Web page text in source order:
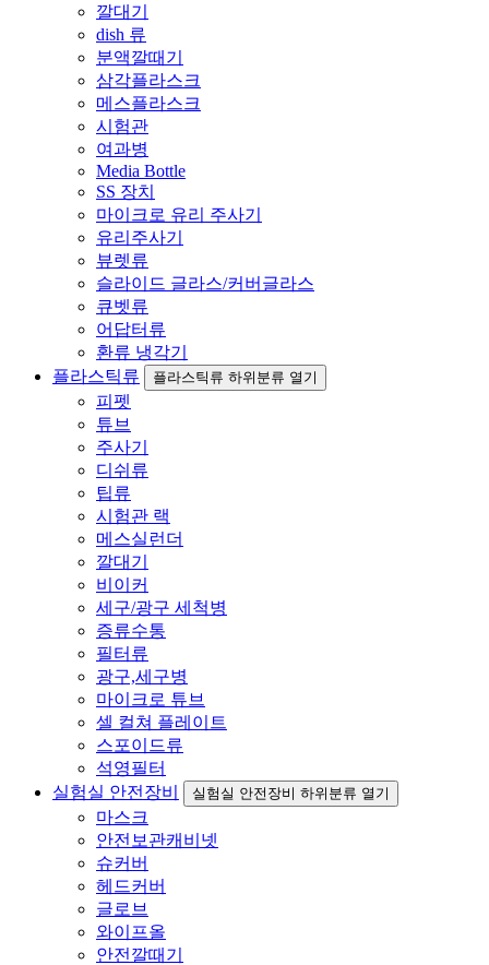
깔대기
dish 류
분액깔때기
삼각플라스크
메스플라스크
시험관
여과병
Media Bottle
SS 장치
마이크로 유리 주사기
유리주사기
뷰렛류
슬라이드 글라스/커버글라스
큐벳류
어답터류
환류 냉각기
플라스틱류
플라스틱류 하위분류 열기
피펫
튜브
주사기
디쉬류
팁류
시험관 랙
메스실런더
깔대기
비이커
세구/광구 세척병
증류수통
필터류
광구,세구병
마이크로 튜브
셀 컬쳐 플레이트
스포이드류
석영필터
실험실 안전장비
실험실 안전장비 하위분류 열기
마스크
안전보관캐비넷
슈커버
헤드커버
글로브
와이프올
안전깔때기